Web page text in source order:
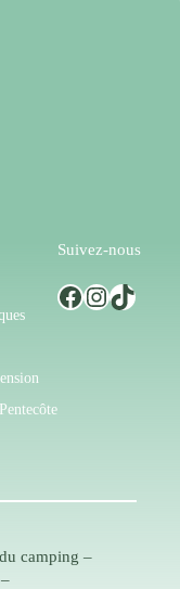
Suivez-nous
Facebook InstagramTikTok
camping –